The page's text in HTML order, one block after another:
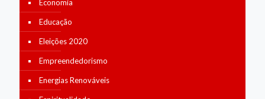
Economia
Educação
Eleições 2020
Empreendedorismo
Energias Renováveis